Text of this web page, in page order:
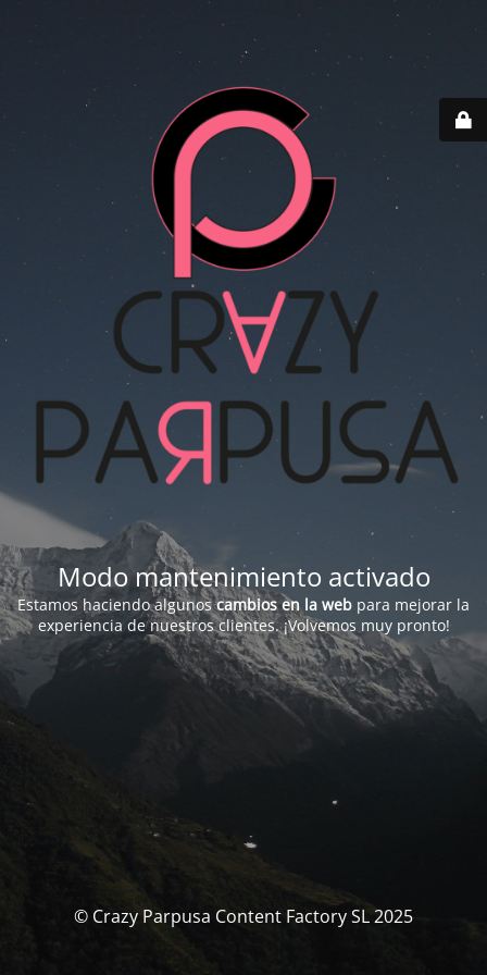
Modo mantenimiento activado
Estamos haciendo algunoscambios en la web para mejorar la
experiencia de nuestros clientes. ¡Volvemos muy pronto!
© Crazy Parpusa Content Factory SL 2025